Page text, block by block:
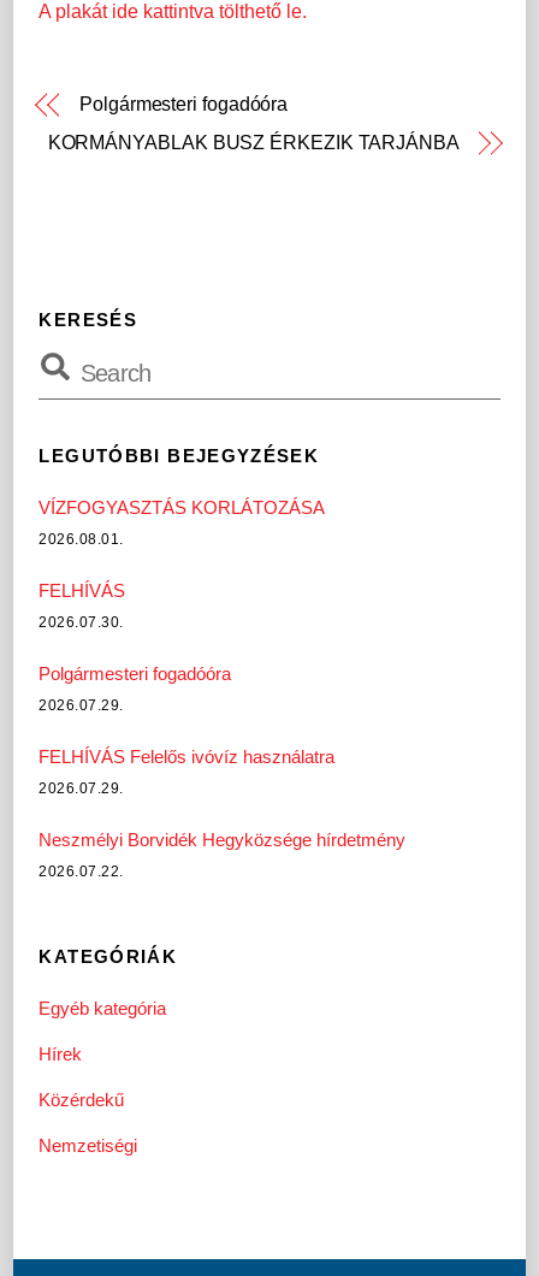
A plakát ide kattintva tölthető le.
Polgármesteri fogadóóra
KORMÁNYABLAK BUSZ ÉRKEZIK TARJÁNBA
KERESÉS
LEGUTÓBBI BEJEGYZÉSEK
VÍZFOGYASZTÁS KORLÁTOZÁSA
2026.08.01.
FELHÍVÁS
2026.07.30.
Polgármesteri fogadóóra
2026.07.29.
FELHÍVÁS Felelős ivóvíz használatra
2026.07.29.
Neszmélyi Borvidék Hegyközsége hírdetmény
2026.07.22.
KATEGÓRIÁK
Egyéb kategória
Hírek
Közérdekű
Nemzetiségi